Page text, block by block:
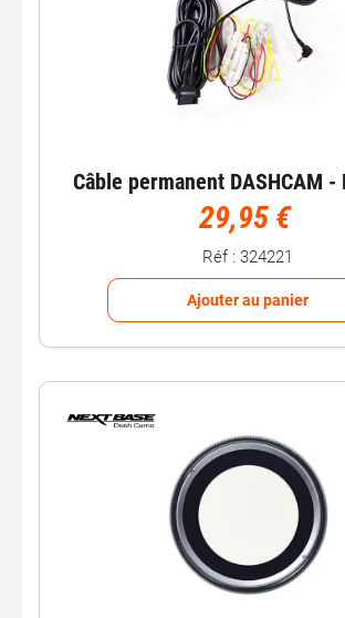
Câble permanent DASHCAM -
29,95 €
Réf : 324221
Ajouter au panier